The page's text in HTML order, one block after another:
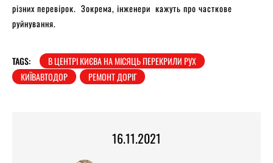
різних перевірок. Зокрема, інженери кажуть про часткове
руйнування.
TAGS:
В ЦЕНТРІ КИЄВА НА МІСЯЦЬ ПЕРЕКРИЛИ РУХ
КИЇВАВТОДОР
РЕМОНТ ДОРІГ
16.11.2021